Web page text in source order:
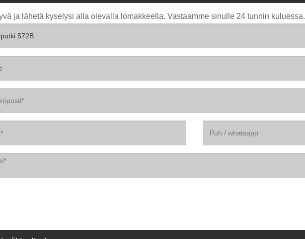
ja lähetä kyselysi alla olevalla lomakkeella. Vastaamme sinulle 24 tunnin kuluessa.